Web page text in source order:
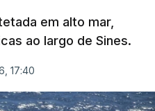
em alto mar,
ao largo de Sines.
17:40